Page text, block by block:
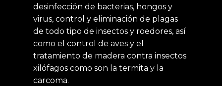
desinfección de bacterias, hongos y
virus, control y eliminación de plagas
de todo tipo de insectos y roedores, así
como el control de aves y el
tratamiento de madera contra insectos
xilófagos como son la termita y la
carcoma.